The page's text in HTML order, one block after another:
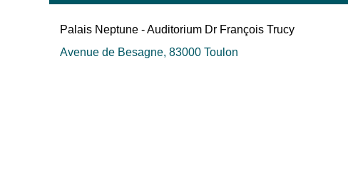
Palais Neptune - Auditorium Dr François Trucy
Avenue de Besagne, 83000 Toulon